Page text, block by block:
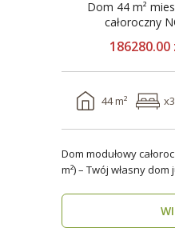
Dom 44 m²
186280.00
44 m² x3
Dom modułowy
m²) – Twój własny dom już